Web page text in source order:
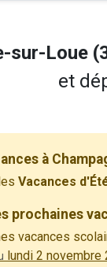
sur-Loue
et
à
Vacances
prochaines
vacances
lundi 2 novembre